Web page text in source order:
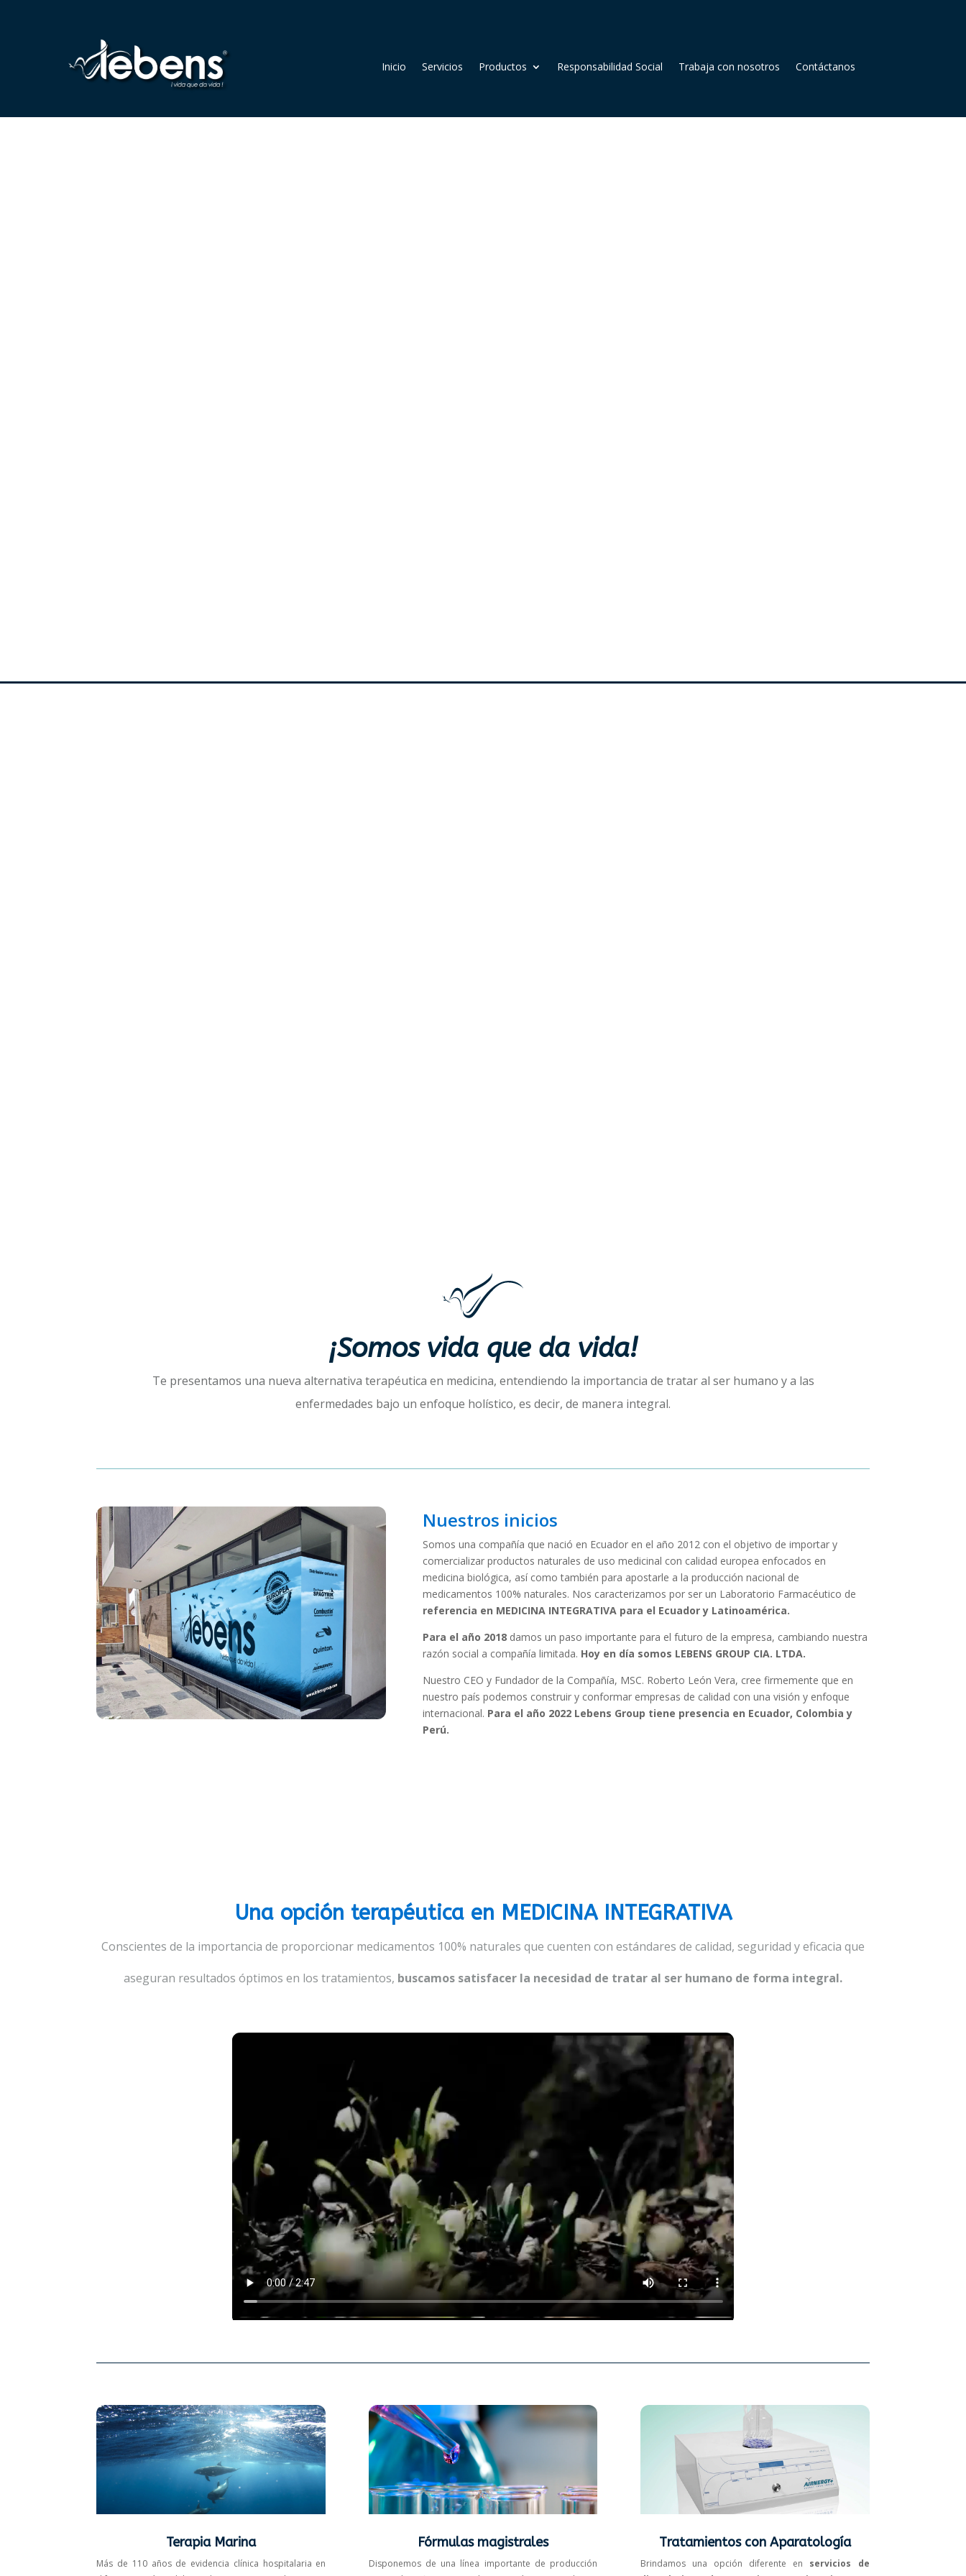
Inicio Servicios Productos Responsabilidad Social Trabaja con nosotros Contáctanos
¡Somos vida que da vida!
Te presentamos una nueva alternativa terapéutica en medicina, entendiendo la importancia de tratar al ser humano y a las
enfermedades bajo un enfoque holístico, es decir, de manera integral.
Nuestros inicios
Somos una compañía que nació en Ecuador en el año 2012 con el objetivo de importar y
comercializar productos naturales de uso medicinal con calidad europea enfocados en
medicina biológica, así como también para apostarle a la producción nacional de
medicamentos 100% naturales. Nos caracterizamos por ser un Laboratorio Farmacéutico de
referencia en MEDICINA INTEGRATIVA para el Ecuador y Latinoamérica.
Para el año 2018 damos un paso importante para el futuro de la empresa, cambiando nuestra
razón social a compañía limitada. Hoy en día somos LEBENS GROUP CIA. LTDA.
Nuestro CEO y Fundador de la Compañía, MSC. Roberto León Vera, cree firmemente que en
nuestro país podemos construir y conformar empresas de calidad con una visión y enfoque
internacional. Para el año 2022 Lebens Group tiene presencia en Ecuador, Colombia y
Perú.
Una opción terapéutica en MEDICINA INTEGRATIVA
Conscientes de la importancia de proporcionar medicamentos 100% naturales que cuenten con estándares de calidad, seguridad y eficacia que
aseguran resultados óptimos en los tratamientos, buscamos satisfacer la necesidad de tratar al ser humano de forma integral.
Terapia Marina
Más de 110 años de evidencia clínica hospitalaria en
Fórmulas magistrales
Disponemos de una línea importante de producción
Tratamientos con Aparatología
Brindamos una opción diferente en servicios de